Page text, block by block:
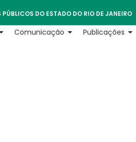
DO ESTADO DO RIO DE JANEIRO
Comunicação Publicações